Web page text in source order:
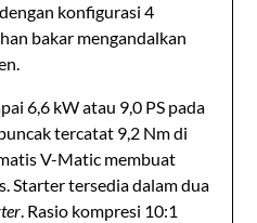
konfigurasi 4
bakar mengandalkan
6,6 kW atau 9,0 PS pada
tercatat 9,2 Nm di
V-Matic membuat
Starter tersedia dalam dua
. Rasio kompresi 10:1